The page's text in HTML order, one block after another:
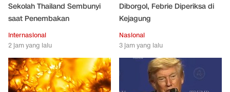
Sekolah Thailand Sembunyi
saat Penembakan
Internasional
2 jam yang lalu
Diborgol, Febrie Diperiksa di
Kejagung
Nasional
3 jam yang lalu